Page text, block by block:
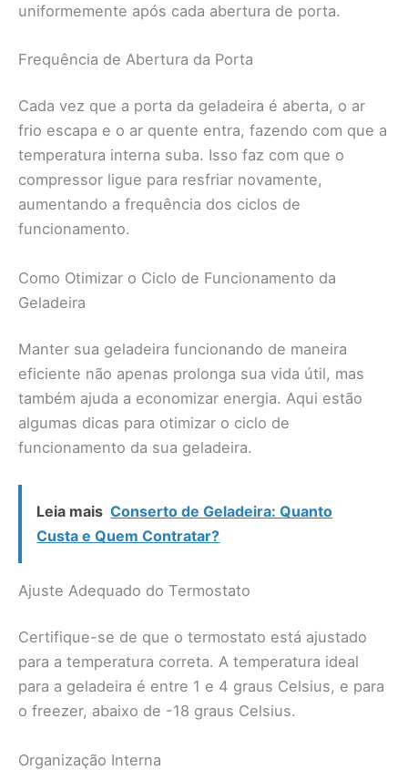
uniformemente após cada abertura de porta.
Frequência de Abertura da Porta
Cada vez que a porta da geladeira é aberta, o ar
frio escapa e o ar quente entra, fazendo com que a
temperatura interna suba. Isso faz com que o
compressor ligue para resfriar novamente,
aumentando a frequência dos ciclos de
funcionamento.
Como Otimizar o Ciclo de Funcionamento da
Geladeira
Manter sua geladeira funcionando de maneira
eficiente não apenas prolonga sua vida útil, mas
também ajuda a economizar energia. Aqui estão
algumas dicas para otimizar o ciclo de
funcionamento da sua geladeira.
Leia mais Conserto de Geladeira: Quanto
Custa e Quem Contratar?
Ajuste Adequado do Termostato
Certifique-se de que o termostato está ajustado
para a temperatura correta. A temperatura ideal
para a geladeira é entre 1 e 4 graus Celsius, e para
o freezer, abaixo de -18 graus Celsius.
Organização Interna